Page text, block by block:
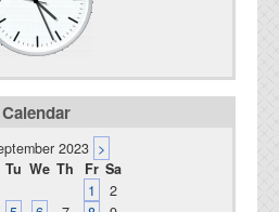
Calendar
2023 >
Tu We Th Fr Sa
1
2